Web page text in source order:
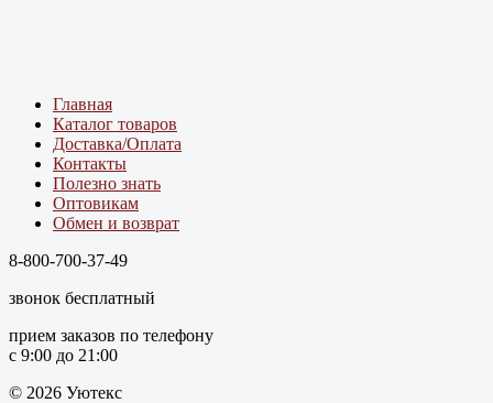
Главная
Каталог товаров
Доставка/Оплата
Контакты
Полезно знать
Оптовикам
Обмен и возврат
8-800-700-37-49
звонок бесплатный
прием заказов по телефону
с 9:00 до 21:00
© 2026 Уютекс